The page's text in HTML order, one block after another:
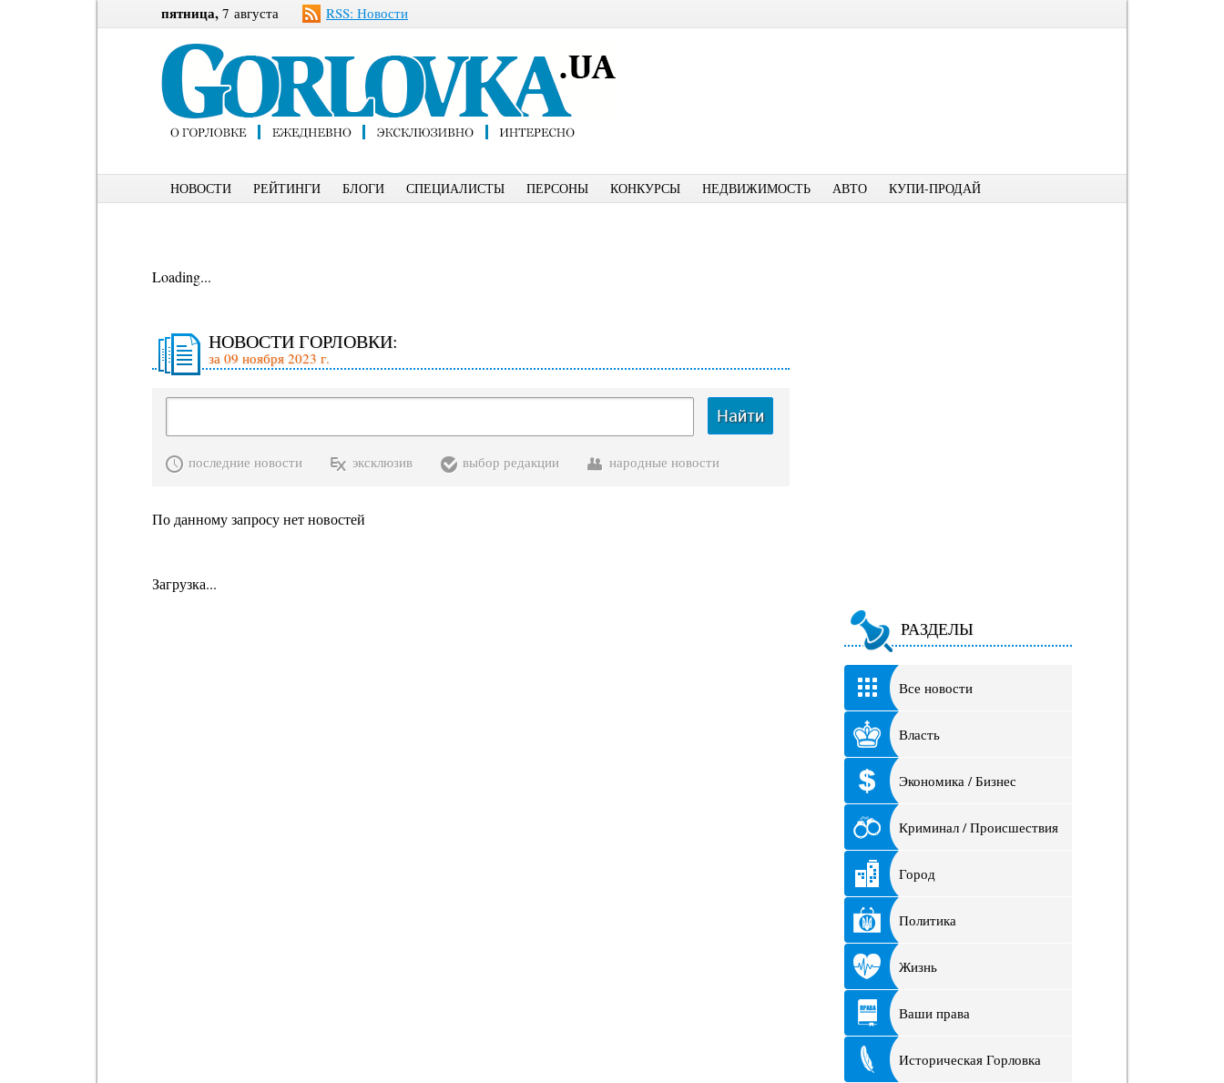
пятница, 7 августа RSS: Новости
НОВОСТИ РЕЙТИНГИ БЛОГИ СПЕЦИАЛИСТЫ ПЕРСОНЫ КОНКУРСЫ НЕДВИЖИМОСТЬ АВТО КУПИ-ПРОДАЙ
Loading...
НОВОСТИ ГОРЛОВКИ:
за 09 ноября 2023 г.
Найти
последние новости эксклюзив выбор редакции народные новости
По данному запросу нет новостей
Загрузка...
РАЗДЕЛЫ
Все новости
Власть
Экономика / Бизнес
Криминал / Происшествия
Город
Политика
Жизнь
Ваши права
Историческая Горловка